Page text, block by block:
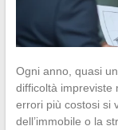
Ogni anno, quasi
difficoltà impreviste
errori più costosi si
dell’immobile o la